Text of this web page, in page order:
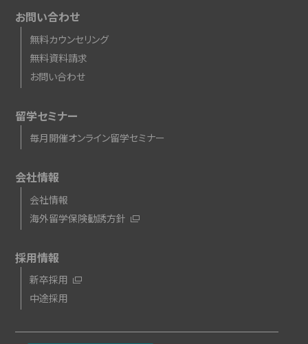
お問い合わせ
無料カウンセリング
無料資料請求
お問い合わせ
留学セミナー
毎月開催オンライン留学セミナー
会社情報
会社情報
海外留学保険勧誘方針
採用情報
新卒採用
中途採用